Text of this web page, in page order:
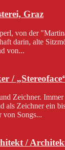
Graz
von der
darin, alte
von...
/
Zeichner.
als Zeichner ein
von Songs...
/